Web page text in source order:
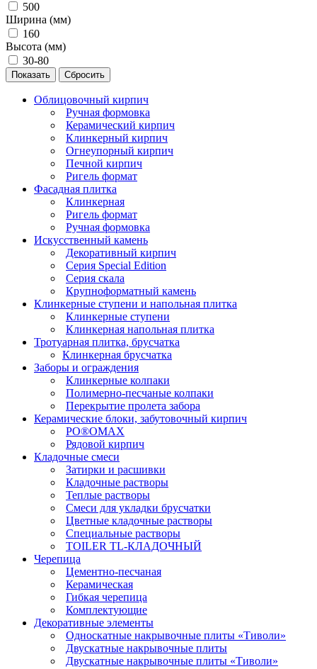
500
Ширина (мм)
160
Высота (мм)
30-80
Сбросить
Облицовочный кирпич
Ручная формовка
Керамический кирпич
Клинкерный кирпич
Огнеупорный кирпич
Печной кирпич
Ригель формат
Фасадная плитка
Клинкерная
Ригель формат
Ручная формовка
Искусственный камень
Декоративный кирпич
Серия Special Edition
Серия скала
Крупноформатный камень
Клинкерные ступени и напольная плитка
Клинкерные ступени
Клинкерная напольная плитка
Тротуарная плитка, брусчатка
Клинкерная брусчатка
Заборы и ограждения
Клинкерные колпаки
Полимерно-песчаные колпаки
Перекрытие пролета забора
Керамические блоки, забутовочный кирпич
PO®OMAX
Рядовой кирпич
Кладочные смеси
Затирки и расшивки
Кладочные растворы
Теплые растворы
Смеси для укладки брусчатки
Цветные кладочные растворы
Специальные растворы
TOILER TL-КЛАДОЧНЫЙ
Черепица
Цементно-песчаная
Керамическая
Гибкая черепица
Комплектующие
Декоративные элементы
Односкатные накрывочные плиты «Тиволи»
Двускатные накрывочные плиты
Двускатные накрывочные плиты «Тиволи»